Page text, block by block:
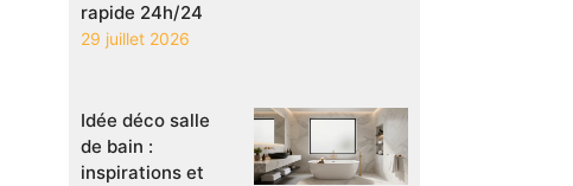
rapide 24h/24
29 juillet 2026
Idée déco salle
de bain :
inspirations et